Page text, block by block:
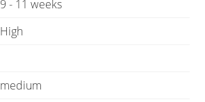
9 - 11 weeks
High
medium